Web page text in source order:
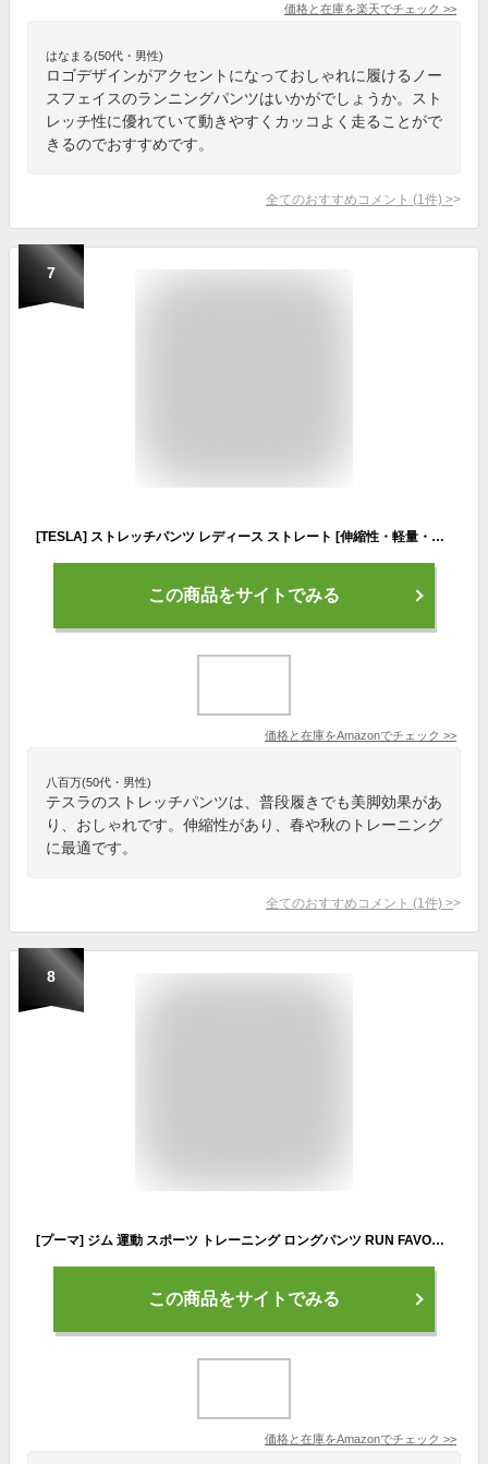
価格と在庫を楽天でチェック >>
はなまる(50代・男性)
ロゴデザインがアクセントになっておしゃれに履けるノー
スフェイスのランニングパンツはいかがでしょうか。スト
レッチ性に優れていて動きやすくカッコよく走ることがで
きるのでおすすめです。
全てのおすすめコメント (1 件) >
7
[TESLA] ストレッチパンツ レディース ストレート [伸縮性・軽量・柔らか] 美脚 フォーマル オフィス ビジネス スーツ レギンス パンツ レギパン カジュアル ヨガウェア ヨガパンツ アクティブ 日常着 ストレート アンクル丈 ボトムズ 下 春 秋 TM-FBP50-BLK_2XL
この商品をサイトでみる
価格と在庫をAmazonでチェック >>
八百万(50代・男性)
テスラのストレッチパンツは、普段履きでも美脚効果があ
り、おしゃれです。伸縮性があり、春や秋のトレーニング
に最適です。
全てのおすすめコメント (1 件) >
8
[プーマ] ジム 運動 スポーツ トレーニング ロングパンツ RUN FAVORITE テーパード パンツ ウィメンズ 523660 24年春夏カラー ブラック(01)
この商品をサイトでみる
価格と在庫をAmazonでチェック >>